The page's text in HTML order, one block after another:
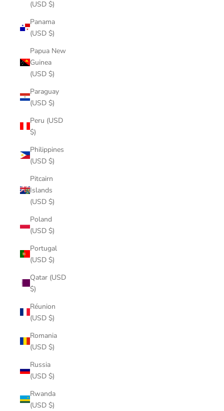
(USD $)
Panama
(USD $)
Papua New
Guinea
(USD $)
Paraguay
(USD $)
Peru (USD
$)
Philippines
(USD $)
Pitcairn
Islands
(USD $)
Poland
(USD $)
Portugal
(USD $)
Qatar (USD
$)
Réunion
(USD $)
Romania
(USD $)
Russia
(USD $)
Rwanda
(USD $)